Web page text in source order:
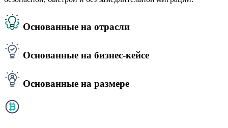
Основанные на отрасли
Основанные на бизнес-кейсе
Основанные на размере